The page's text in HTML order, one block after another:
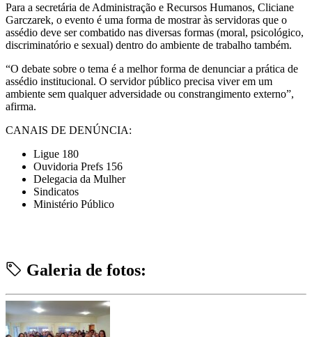
Para a secretária de Administração e Recursos Humanos, Cliciane
Garczarek, o evento é uma forma de mostrar às servidoras que o
assédio deve ser combatido nas diversas formas (moral, psicológico,
discriminatório e sexual) dentro do ambiente de trabalho também.
“O debate sobre o tema é a melhor forma de denunciar a prática de
assédio institucional. O servidor público precisa viver em um
ambiente sem qualquer adversidade ou constrangimento externo”,
afirma.
CANAIS DE DENÚNCIA:
Ligue 180
Ouvidoria Prefs 156
Delegacia da Mulher
Sindicatos
Ministério Público
Galeria de fotos: